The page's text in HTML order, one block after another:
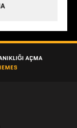
AÇMA